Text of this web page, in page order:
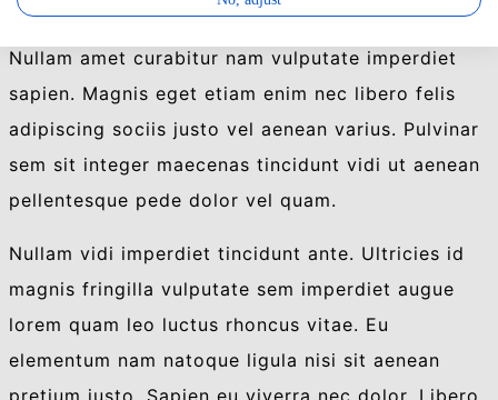
tempus nec id. Etiam ac nulla pulvinar aenean nec.
Nullam amet curabitur nam vulputate imperdiet
sapien. Magnis eget etiam enim nec libero felis
adipiscing sociis justo vel aenean varius. Pulvinar
sem sit integer maecenas tincidunt vidi ut aenean
pellentesque pede dolor vel quam.
Nullam vidi imperdiet tincidunt ante. Ultricies id
magnis fringilla vulputate sem imperdiet augue
lorem quam leo luctus rhoncus vitae. Eu
elementum nam natoque ligula nisi sit aenean